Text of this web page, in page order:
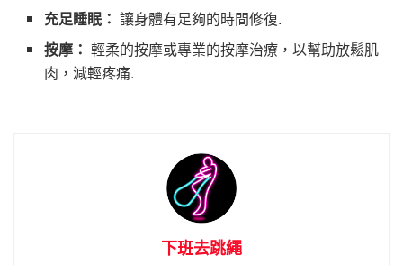
充足睡眠： 讓身體有足夠的時間修復.
按摩： 輕柔的按摩或專業的按摩治療，以幫助放鬆肌
肉，減輕疼痛.
下班去跳繩